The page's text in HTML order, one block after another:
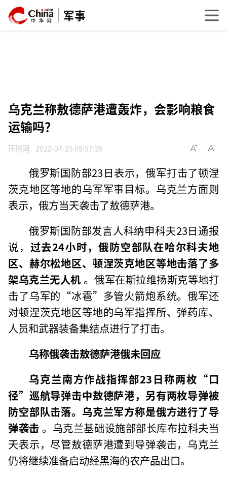
军事
乌克兰称敖德萨港遭轰炸，会影响粮食
运输吗？
环球网 2022-07-25 09:57:26
俄罗斯国防部23日表示，俄军打击了顿涅
茨克地区等地的乌军军事目标。乌克兰方面则
表示，俄方当天袭击了敖德萨港。
俄罗斯国防部发言人科纳申科夫23日通报
说， 过去24小时，俄防空部队在哈尔科夫地
区、赫尔松地区、顿涅茨克地区等地击落了多
架乌克兰无人机 。俄军在斯拉维扬斯克等地打
击了乌军的“冰雹”多管火箭炮系统。俄军还
对顿涅茨克地区等地的乌军指挥所、弹药库、
人员和武器装备集结点进行了打击。
乌称俄袭击敖德萨港俄未回应
乌克兰南方作战指挥部23日称两枚“口
径”巡航导弹击中敖德萨港，另有两枚导弹被
防空部队击落。乌克兰军方称是俄方进行了导
弹袭击 。乌克兰基础设施部部长库布拉科夫当
天表示，尽管敖德萨港遭到导弹袭击，乌克兰
仍将继续准备启动经黑海的农产品出口。